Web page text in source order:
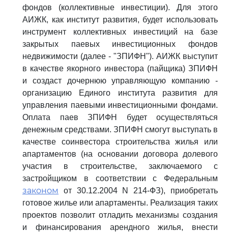
фондов (коллективные инвестиции). Для этого
АИЖК, как институт развития, будет использовать
инструмент коллективных инвестиций на базе
закрытых паевых инвестиционных фондов
недвижимости (далее - "ЗПИФН"). АИЖК выступит
в качестве якорного инвестора (пайщика) ЗПИФН
и создаст дочернюю управляющую компанию -
организацию Единого института развития для
управления паевыми инвестиционными фондами.
Оплата паев ЗПИФН будет осуществляться
денежным средствами. ЗПИФН смогут выступать в
качестве соинвестора строительства жилья или
апартаментов (на основании договора долевого
участия в строительстве, заключаемого с
застройщиком в соответствии с Федеральным
законом
от 30.12.2004 N 214-ФЗ), приобретать
готовое жилье или апартаменты. Реализация таких
проектов позволит отладить механизмы создания
и финансирования арендного жилья, внести